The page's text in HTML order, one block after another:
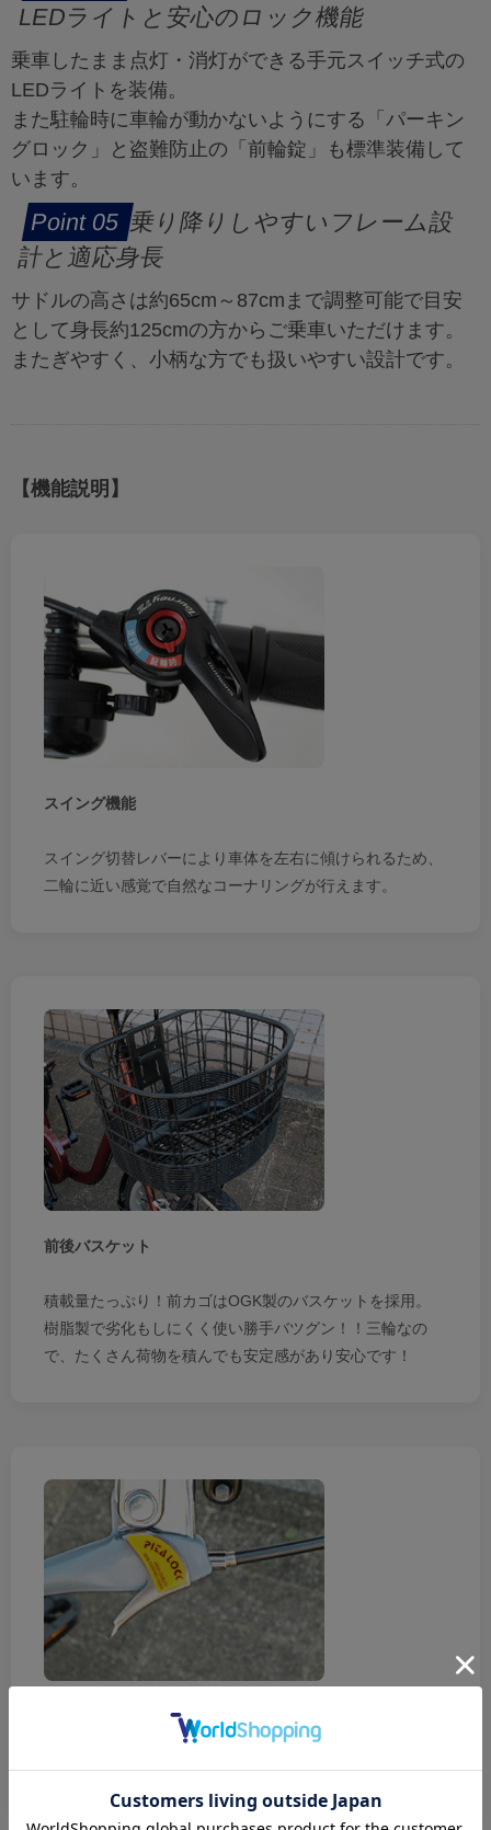
LEDライトと安心のロック機能
乗車したまま点灯・消灯ができる手元スイッチ式の
LEDライトを装備。
また駐輪時に車輪が動かないようにする「パーキン
グロック」と盗難防止の「前輪錠」も標準装備して
います。
乗り降りしやすいフレーム設
計と適応身長
サドルの高さは約65cm～87cmまで調整可能で目安
として身長約125cmの方からご乗車いただけます。
またぎやすく、小柄な方でも扱いやすい設計です。
【機能説明】
スイング機能
スイング切替レバーにより車体を左右に傾けられるため、
二輪に近い感覚で自然なコーナリングが行えます。
前後バスケット
積載量たっぷり！前カゴはOGK製のバスケットを採用。
樹脂製で劣化もしにくく使い勝手バツグン！！三輪なの
で、たくさん荷物を積んでも安定感があり安心です！
駐輪時などに前輪を動かさないようにロックできます！